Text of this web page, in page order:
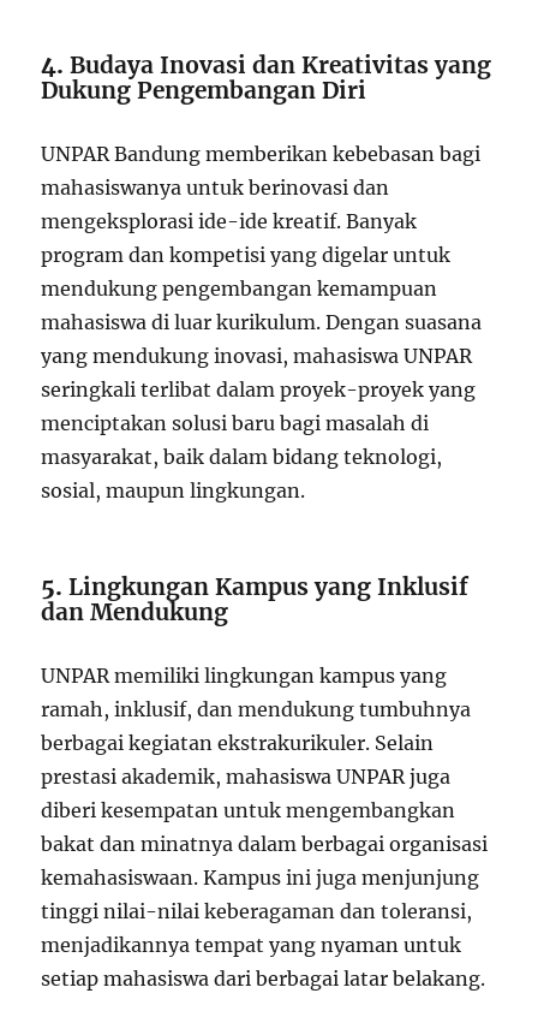
4.Budaya Inovasi dan Kreativitas yang
Dukung Pengembangan Diri
UNPAR Bandung memberikan kebebasan bagi
mahasiswanya untuk berinovasi dan
mengeksplorasi ide-ide kreatif. Banyak
program dan kompetisi yang digelar untuk
mendukung pengembangan kemampuan
mahasiswa di luar kurikulum. Dengan suasana
yang mendukung inovasi, mahasiswa UNPAR
seringkali terlibat dalam proyek-proyek yang
menciptakan solusi baru bagi masalah di
masyarakat, baik dalam bidang teknologi,
sosial, maupun lingkungan.
5.Lingkungan Kampus yang Inklusif
dan Mendukung
UNPAR memiliki lingkungan kampus yang
ramah, inklusif, dan mendukung tumbuhnya
berbagai kegiatan ekstrakurikuler. Selain
prestasi akademik, mahasiswa UNPAR juga
diberi kesempatan untuk mengembangkan
bakat dan minatnya dalam berbagai organisasi
kemahasiswaan. Kampus ini juga menjunjung
tinggi nilai-nilai keberagaman dan toleransi,
menjadikannya tempat yang nyaman untuk
setiap mahasiswa dari berbagai latar belakang.